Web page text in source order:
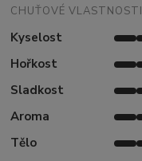
CHUŤOVÉ VLASTNOSTI
Kyselost
Hořkost
Sladkost
Aroma
Tělo